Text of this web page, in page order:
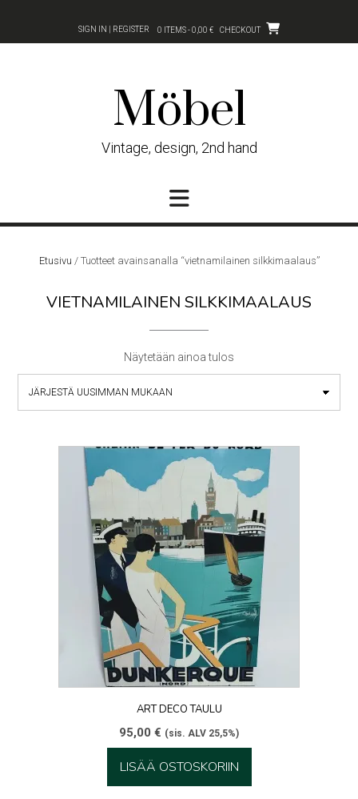
content
SIGN IN | REGISTER 0 ITEMS - 0,00 € CHECKOUT
Möbel
Vintage, design, 2nd hand
Etusivu / Tuotteet avainsanalla “vietnamilainen silkkimaalaus”
VIETNAMILAINEN SILKKIMAALAUS
Näytetään ainoa tulos
ART DECO TAULU
95,00 € (sis. ALV 25,5%)
LISÄÄ OSTOSKORIIN